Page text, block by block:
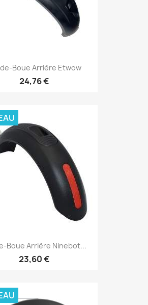
Boue Arrière Etwow
24,76 €
Boue Arrière Ninebot...
23,60 €